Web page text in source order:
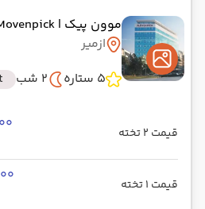
موون پیک | Movenpick
ازمیر
5 ستاره
2 شب
قیمت 2 تخته
قیمت 1 تخته